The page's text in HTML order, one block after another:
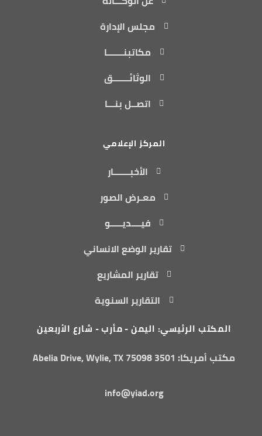
مجلس الإدارة
مكاتبنـــــــا
الوثائـــــــق
اتصــل بنـــا
المركز الإعلامي
الأخبـــــــار
معـرض الصور
فيــــديـــــو
تقارير الوضع الانساني
تقارير المشاريع
التقارير السنوية
المكتب الرئيسي: اليمن - مأرب - شارع الأربعين
مكتب أمريكا: 3501 Abelia Drive, Wylie, TX 75098
info@yiad.org